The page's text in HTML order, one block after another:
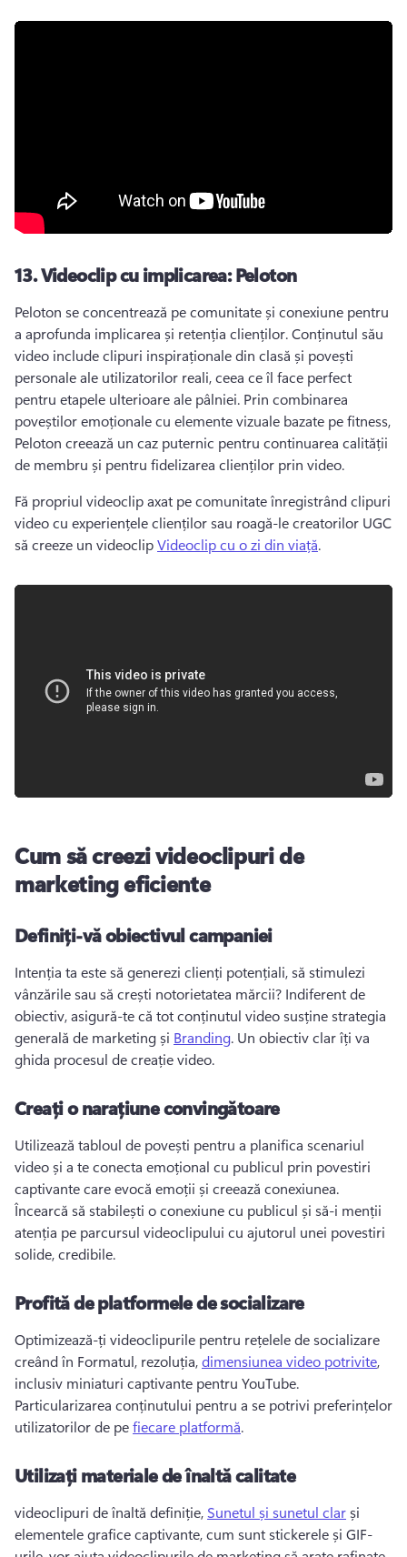
13.Videoclip cu implicarea: Peloton
Peloton se concentrează pe comunitate și conexiune pentru
a aprofunda implicarea și retenția clienților. Conținutul său
video include clipuri inspiraționale din clasă și povești
personale ale utilizatorilor reali, ceea ce îl face perfect
pentru etapele ulterioare ale pâlniei. Prin combinarea
poveștilor emoționale cu elemente vizuale bazate pe fitness,
Peloton creează un caz puternic pentru continuarea calității
de membru și pentru fidelizarea clienților prin video.
Fă propriul videoclip axat pe comunitate înregistrând clipuri
video cu experiențele clienților sau roagă-le creatorilor UGC
să creeze un videoclip Videoclip cu o zi din viață.
Cum să creezi videoclipuri de
marketing eficiente
Definiți-vă obiectivul campaniei
Intenția ta este să generezi clienți potențiali, să stimulezi
vânzările sau să crești notorietatea mărcii? Indiferent de
obiectiv, asigură-te că tot conținutul video susține strategia
generală de marketing și Branding. Un obiectiv clar îți va
ghida procesul de creație video.
Creați o narațiune convingătoare
Utilizează tabloul de povești pentru a planifica scenariul
video și a te conecta emoțional cu publicul prin povestiri
Încearcă să stabilești o conexiune cu publicul și să-i menții
atenția pe parcursul videoclipului cu ajutorul unei povestiri
solide, credibile.
Profită de platformele de socializare
Optimizează-ți videoclipurile pentru rețelele de socializare
creând în Formatul, rezoluția, dimensiunea video potrivite,
Particularizarea conținutului pentru a se potrivi preferințelor
utilizatorilor de pe fiecare platformă.
Utilizați materiale de înaltă calitate
videoclipuri de înaltă definiție, Sunetul și sunetul clar și
elementele grafice captivante, cum sunt stickerele și GIF-